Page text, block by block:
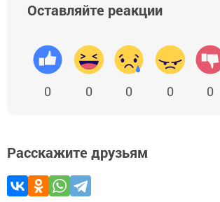
Оставляйте реакции
0 0 0 0 0
Расскажите друзьям